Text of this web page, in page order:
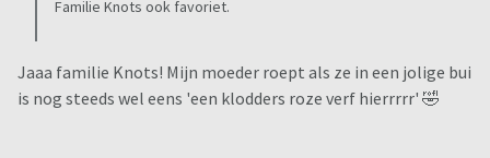
ging, maar de begintune was iets van 'Awaya, awaya, een
The secret valley vond ik ook prachtig, al die paarden erin,
Familie Knots ook favoriet.
Jaaa familie Knots! Mijn moeder roept als ze in een jolige bui
is nog steeds wel eens 'een klodders roze verf hierrrrr' 🤣